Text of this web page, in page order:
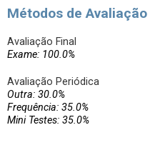
Métodos de Avaliação
Avaliação Final
Exame: 100.0%
Avaliação Periódica
Outra: 30.0%
Frequência: 35.0%
Mini Testes: 35.0%